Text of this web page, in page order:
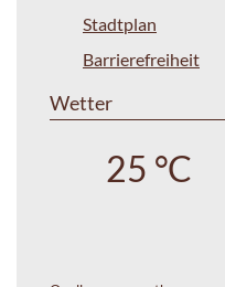
Stadtplan
Barrierefreiheit
Wetter
25 °C